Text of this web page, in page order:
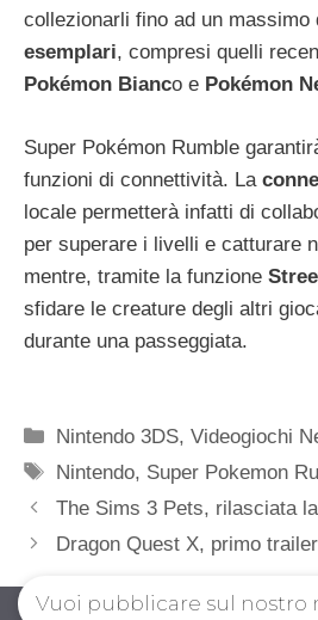
collezionarli fino ad un massimo
esemplari, compresi quelli
Pokémon Bianco e Pokémon
Super Pokémon Rumble
funzioni di connettività. La
locale permetterà infatti di
per superare i livelli e catturare
mentre, tramite la funzione
sfidare le creature degli altri
durante una passeggiata.
Categorie
Nintendo 3DS,Videogiochi
Tag
Nintendo, Super Pokemon
The Sims 3 Pets, rilasciata
Dragon Quest X, primo trailer
Vuoi pubblicare sul nostro